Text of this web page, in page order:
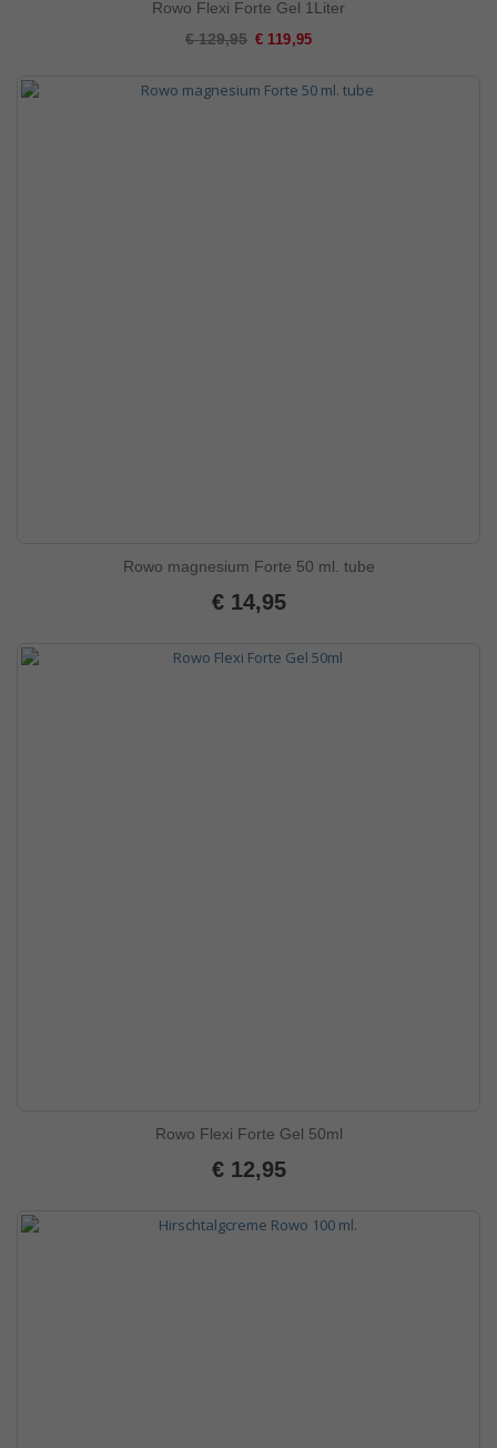
Rowo Flexi Forte Gel 1Liter
€ 129,95 Special
€ 119,95
Rowo magnesium Forte 50 ml. tube
€ 14,95
Rowo Flexi Forte Gel 50ml
€ 12,95